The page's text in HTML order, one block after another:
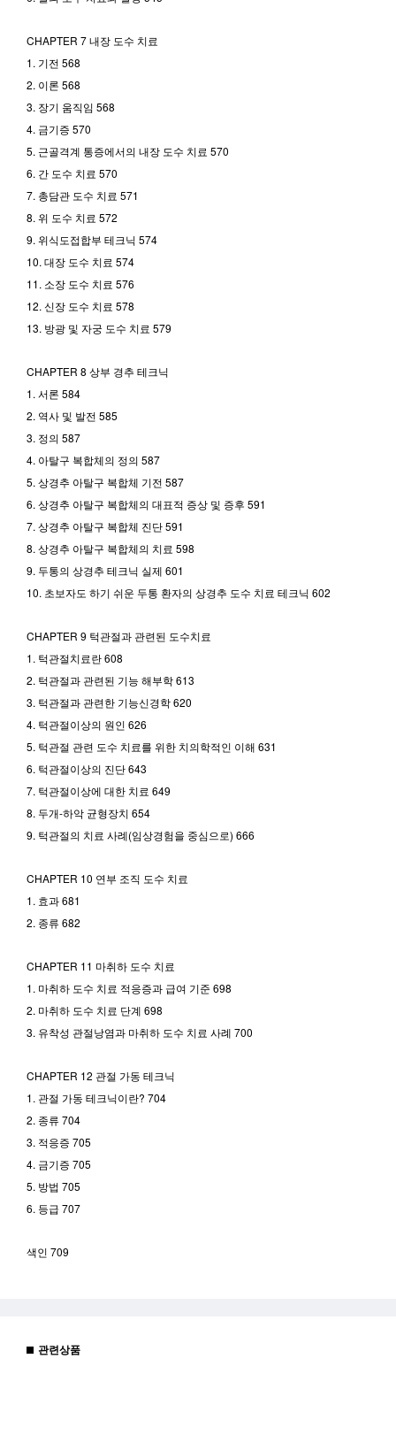
CHAPTER 7 내장 도수 치료
1. 기전 568
2. 이론 568
3. 장기 움직임 568
4. 금기증 570
5. 근골격계 통증에서의 내장 도수 치료 570
6. 간 도수 치료 570
7. 총담관 도수 치료 571
8. 위 도수 치료 572
9. 위식도접합부 테크닉 574
10. 대장 도수 치료 574
11. 소장 도수 치료 576
12. 신장 도수 치료 578
13. 방광 및 자궁 도수 치료 579
CHAPTER 8 상부 경추 테크닉
1. 서론 584
2. 역사 및 발전 585
3. 정의 587
4. 아탈구 복합체의 정의 587
5. 상경추 아탈구 복합체 기전 587
6. 상경추 아탈구 복합체의 대표적 증상 및 증후 591
7. 상경추 아탈구 복합체 진단 591
8. 상경추 아탈구 복합체의 치료 598
9. 두통의 상경추 테크닉 실제 601
10. 초보자도 하기 쉬운 두통 환자의 상경추 도수 치료 테크닉 602
CHAPTER 9 턱관절과 관련된 도수치료
1. 턱관절치료란 608
2. 턱관절과 관련된 기능 해부학 613
3. 턱관절과 관련한 기능신경학 620
4. 턱관절이상의 원인 626
5. 턱관절 관련 도수 치료를 위한 치의학적인 이해 631
6. 턱관절이상의 진단 643
7. 턱관절이상에 대한 치료 649
8. 두개-하악 균형장치 654
9. 턱관절의 치료 사례(임상경험을 중심으로) 666
CHAPTER 10 연부 조직 도수 치료
1. 효과 681
2. 종류 682
CHAPTER 11 마취하 도수 치료
1. 마취하 도수 치료 적응증과 급여 기준 698
2. 마취하 도수 치료 단계 698
3. 유착성 관절낭염과 마취하 도수 치료 사례 700
CHAPTER 12 관절 가동 테크닉
1. 관절 가동 테크닉이란? 704
2. 종류 704
3. 적응증 705
4. 금기증 705
5. 방법 705
6. 등급 707
색인 709
관련상품